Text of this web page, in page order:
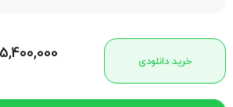
خرید دانلودی 5,400,000